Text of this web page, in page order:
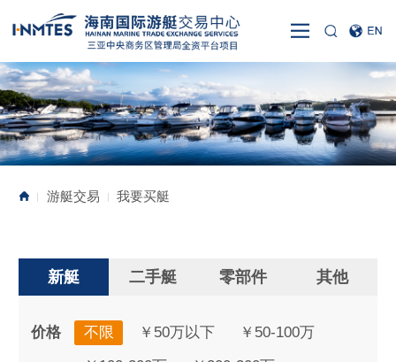
| 游艇交易 | 我要买艇
新艇 二手艇 零部件 其他
价格 不限 ￥50万以下 ￥50-100万